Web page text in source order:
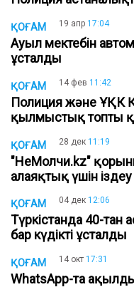
ҚОҒАМ 19 апр 17:04
Ауыл мектебін
ұсталды
ҚОҒАМ 14 фев 11:42
Полиция және ҰҚК
қылмыстық топты
ҚОҒАМ 28 дек 11:19
"НеМолчи.kz"
алаяқтық үшін
ҚОҒАМ 04 дек 12:06
Түркістанда 40-
бар күдікті ұсталды
ҚОҒАМ 14 окт 17:31
WhatsApp-та